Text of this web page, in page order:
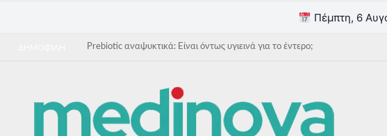
Πέμπτη, 6
Prebiotic αναψυκτικά: Είναι όντως υγιεινά για το έντερο;